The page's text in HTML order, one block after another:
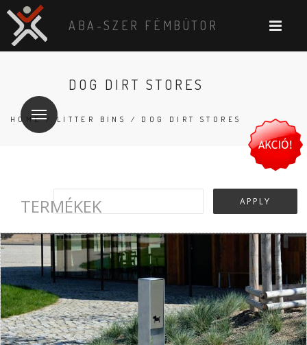
ABA-SZER FÉMBÚTOR
DOG DIRT STORES
HOME/LITTER BINS / DOG DIRT STORES
TERMÉKEK